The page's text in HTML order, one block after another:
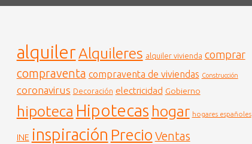
alquilerAlquileres alquiler vivienda comprar
compraventa compraventa de viviendas Construcción
coronavirus Decoración electricidad Gobierno
hipoteca Hipotecas hogar hogares españoles
INE inspiración Precio Ventas